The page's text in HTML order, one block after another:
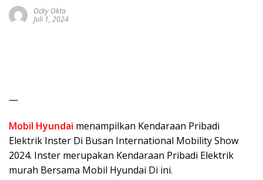
Ocky Okta
Juli 1, 2024
—
Mobil Hyundai menampilkan Kendaraan Pribadi
Elektrik Inster Di Busan International Mobility Show
2024. Inster merupakan Kendaraan Pribadi Elektrik
murah Bersama Mobil Hyundai Di ini.